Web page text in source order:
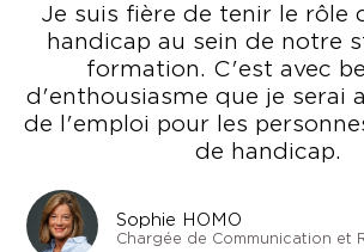
Je suis fière de tenir le rôle
handicap au sein de notre
formation. C'est avec
d'enthousiasme que je serai
de l'emploi pour les
de handicap.
Sophie HOMO
Chargée de Communication et